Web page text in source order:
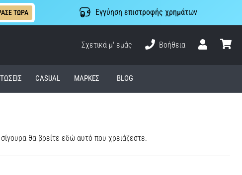
ΤΩΡΑ Εγγύηση επιστροφής χρημάτων
Σχετικά μ' εμάς
Βοήθεια
CASUAL ΜΆΡΚΕΣ BLOG
θα βρείτε εδώ αυτό που χρειάζεστε.